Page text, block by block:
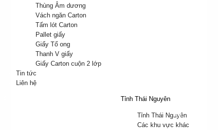
Thùng Âm dương
Vách ngăn Carton
Tấm lót Carton
Pallet giấy
Giấy Tổ ong
Thanh V giấy
Giấy Carton cuộn 2 lớp
Tin tức
Liên hệ
Tỉnh Thái Nguyên
Tỉnh Thái Nguyên
Các khu vực khác
hệ